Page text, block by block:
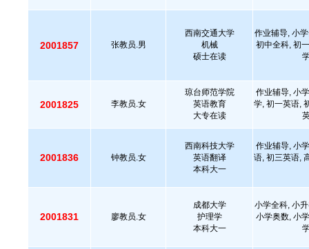
2001857 张教员.男
西南交通大学
机械
硕士在读
作业辅导, 小
初中全科, 初
2001825 李教员.女
琼台师范学院
英语教育
大专在读
作业辅导, 小
学, 初一英语,
2001836 钟教员.女
西南科技大学
英语翻译
本科大一
作业辅导, 小
语, 初三英语,
2001831 廖教员.女
成都大学
护理学
本科大一
小学全科, 小
小学奥数, 小